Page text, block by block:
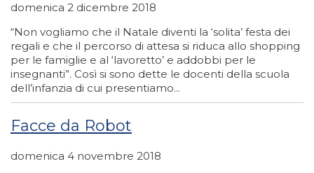
domenica 2 dicembre 2018
“Non vogliamo che il Natale diventi la ‘solita’ festa dei
regali e che il percorso di attesa si riduca allo shopping
per le famiglie e al ‘lavoretto’ e addobbi per le
insegnanti”. Così si sono dette le docenti della scuola
dell’infanzia di cui presentiamo...
Facce da Robot
domenica 4 novembre 2018